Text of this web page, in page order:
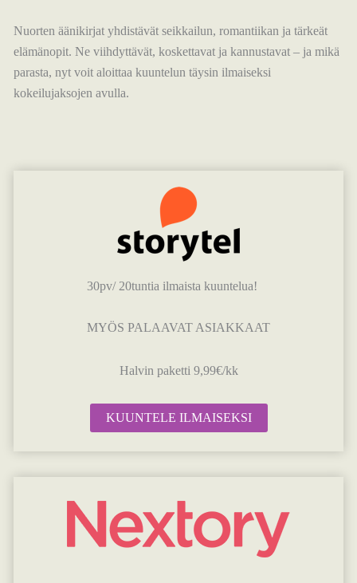
Nuorten äänikirjat yhdistävät seikkailun, romantiikan ja tärkeät
elämänopit. Ne viihdyttävät, koskettavat ja kannustavat – ja mikä
parasta, nyt voit aloittaa kuuntelun täysin ilmaiseksi
kokeilujaksojen avulla.
30pv/ 20tuntia ilmaista kuuntelua!
MYÖS PALAAVAT ASIAKKAAT
Halvin paketti 9,99€/kk
KUUNTELE ILMAISEKSI